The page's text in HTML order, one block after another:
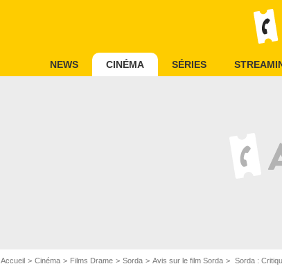
NEWS CINÉMA SÉRIES
Accueil Cinéma Films Drame Sorda Avis sur le film Sorda Sorda :